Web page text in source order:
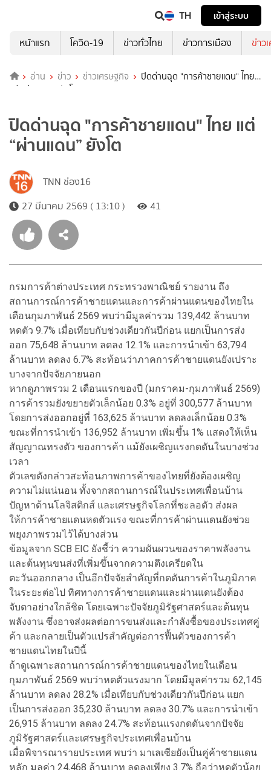
TH
เข้าสู่ระบบ
หน้าแรก
โควิด-19 ข่าวทั่วไทย ข่าวการเมือง ข่าว
อ่าน ข่าว ข่าวเศรษฐกิจ
ปิดด่านฉุด "การค้าชายแดน" ไทย
แต่ “ผ่านแดน” ยังโต
ปิดด่านฉุด "การค้าชายแดน" ไทย แต่
“ผ่านแดน” ยังโต
TNN ช่อง16
27 มีนาคม 2569 ( 13:10 )
41
กรมการค้าต่างประเทศ กระทรวงพาณิชย์ รายงาน ถึง
สถานการณ์การค้าชายแดนและการค้าผ่านแดนของไทยใน
เดือนกุมภาพันธ์ 2569 พบว่ามีมูลค่ารวม 139,442 ล้านบาท
หดตัว 9.7% เมื่อเทียบกับช่วงเดียวกันปีก่อน แยกเป็นการส่ง
ออก 75,648 ล้านบาท ลดลง 12.1% และการนำเข้า 63,794
ล้านบาท ลดลง 6.7% สะท้อนว่าภาคการค้าชายแดนยังเปราะ
บางจากปัจจัยภายนอก
หากดูภาพรวม 2 เดือนแรกของปี (มกราคม-กุมภาพันธ์ 2569)
การค้ารวมยังขยายตัวเล็กน้อย 0.3% อยู่ที่ 300,577 ล้านบาท
โดยการส่งออกอยู่ที่ 163,625 ล้านบาท ลดลงเล็กน้อย 0.3%
ขณะที่การนำเข้า 136,952 ล้านบาท เพิ่มขึ้น 1% แสดงให้เห็น
สัญญาณทรงตัว ของการค้า แม้ยังเผชิญแรงกดดันในบางช่วง
เวลา
ตัวเลขดังกล่าวสะท้อนภาพการค้าของไทยที่ยังต้องเผชิญ
ความไม่แน่นอน ทั้งจากสถานการณ์ในประเทศเพื่อนบ้าน
ปัญหาด้านโลจิสติกส์ และเศรษฐกิจโลกที่ชะลอตัว ส่งผล
ให้การค้าชายแดนหดตัวแรง ขณะที่การค้าผ่านแดนยังช่วย
พยุงภาพรวมไว้ได้บางส่วน
ข้อมูลจาก SCB EIC ยังชี้ว่า ความผันผวนของราคาพลังงาน
และต้นทุนขนส่งที่เพิ่มขึ้นจากความตึงเครียดใน
ตะวันออกกลาง เป็นอีกปัจจัยสำคัญที่กดดันการค้าในภูมิภาค
ในระยะต่อไป ทิศทางการค้าชายแดนและผ่านแดนยังต้อง
จับตาอย่างใกล้ชิด โดยเฉพาะปัจจัยภูมิรัฐศาสตร์และต้นทุน
พลังงาน ซึ่งอาจส่งผลต่อการขนส่งและกำลังซื้อของประเทศคู่
ค้า และกลายเป็นตัวแปรสำคัญต่อการฟื้นตัวของการค้า
ชายแดนไทยในปีนี้
ถ้าดูเฉพาะสถานการณ์การค้าชายแดนของไทยในเดือน
กุมภาพันธ์ 2569 พบว่าหดตัวแรงมาก โดยมีมูลค่ารวม 62,145
ล้านบาท ลดลง 28.2% เมื่อเทียบกับช่วงเดียวกันปีก่อน แยก
เป็นการส่งออก 35,230 ล้านบาท ลดลง 30.7% และการนำเข้า
26,915 ล้านบาท ลดลง 24.7% สะท้อนแรงกดดันจากปัจจัย
ภูมิรัฐศาสตร์และเศรษฐกิจประเทศเพื่อนบ้าน
เมื่อพิจารณารายประเทศ พบว่า มาเลเซียยังเป็นคู่ค้าชายแดน
หลัก มูลค่า 24,468 ล้านบาท ลดลงเพียง 3.7% ถือว่าหดตัวน้อย